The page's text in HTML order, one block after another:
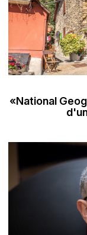
«National